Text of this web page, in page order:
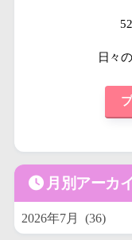
日々
月別アーカ